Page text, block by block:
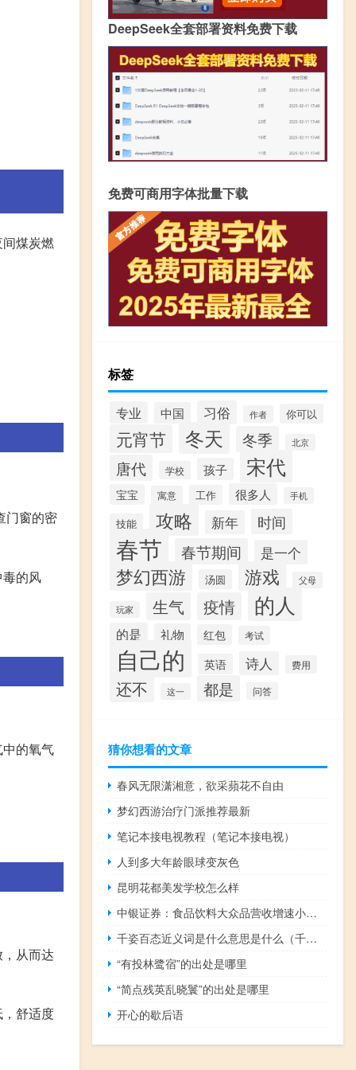
煤炭燃
门窗的密
的风
的氧气
从而达
舒适度
DeepSeek全套部署资料免费下载
免费可商用字体批量下载
标签
专业 中国 习俗 作者 你可以
元宵节 冬天 冬季 北京
唐代 学校 孩子 宋代
宝宝 寓意 工作 很多人 手机
技能 攻略 新年 时间
春节 春节期间 是一个
梦幻西游 汤圆 游戏 父母
玩家 生气 疫情 的人
的是 礼物 红包 考试
自己的 英语 诗人 费用
还不 这一 都是 问答
猜你想看的文章
春风无限潇湘意，欲采蘋花不自由
梦幻西游治疗门派推荐最新
笔记本接电视教程（笔记本接电视）
人到多大年龄眼球变灰色
昆明花都美发学校怎么样
中银证券：食品饮料大众品营收增速小幅改善结构性机会较多
千姿百态近义词是什么意思是什么（千姿百态的近义词是什么）
“有投林鹭宿”的出处是哪里
“简点残英乱晓鬟”的出处是哪里
开心的歇后语